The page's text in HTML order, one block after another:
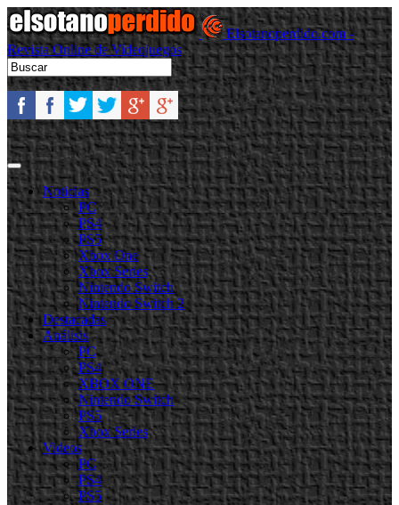
Elsotanoperdido.com -
Revista Online de Videojuegos
Noticias
PC
PS4
PS5
Xbox One
Xbox Series
Nintendo Switch
Nintendo Switch 2
Destacadas
Análisis
PC
PS4
XBOX ONE
Nintendo Switch
PS5
Xbox Series
Videos
PC
PS4
PS5